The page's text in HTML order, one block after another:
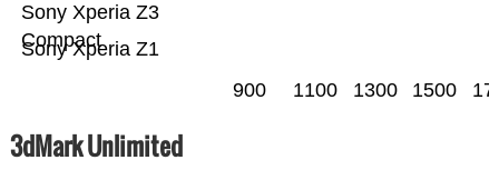
Sony Xperia Z1
Sony Xperia Z3
Compact
900 1100 1300 1500
3dMark Unlimited